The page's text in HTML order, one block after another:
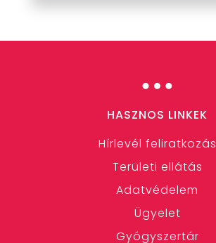
…
HASZNOS LINKEK
Hírlevél feliratkozás
Területi ellátás
Adatvédelem
Ügyelet
Gyógyszertár